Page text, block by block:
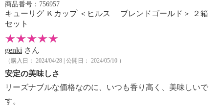
商品番号：756957
キューリグ Ｋカップ ＜ヒルス ブレンドゴールド＞ ２箱
セット
genki さん
（購入日： 2024/04/28 | 公開日： 2024/05/10 ）
安定の美味しさ
リーズナブルな価格なのに、いつも香り高く、美味しいで
す。